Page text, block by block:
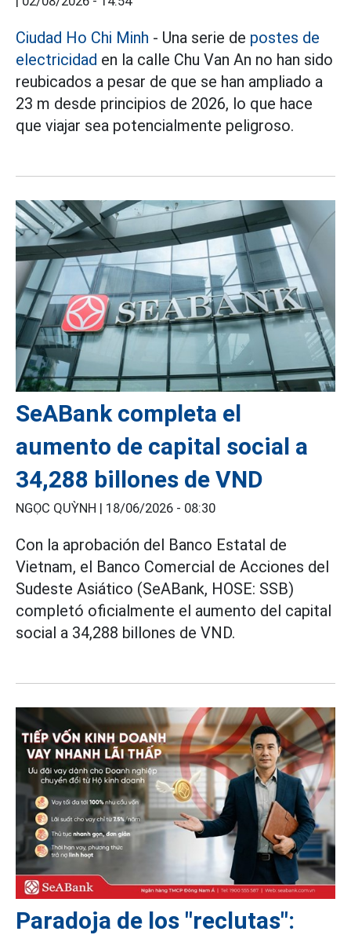
Ciudad Ho Chi Minh - Una serie de postes de
electricidad en la calle Chu Van An no han sido
reubicados a pesar de que se han ampliado a
23 m desde principios de 2026, lo que hace
que viajar sea potencialmente peligroso.
SeABank completa el
aumento de capital social a
34,288 billones de VND
NGỌC QUỲNH | 18/06/2026 - 08:30
Con la aprobación del Banco Estatal de
Vietnam, el Banco Comercial de Acciones del
Sudeste Asiático (SeABank, HOSE: SSB)
completó oficialmente el aumento del capital
social a 34,288 billones de VND.
Paradoja de los "reclutas":